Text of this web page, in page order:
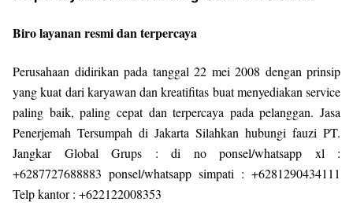
Biro layanan resmi dan terpercaya
Perusahaan didirikan pada tanggal 22 mei 2008 dengan prinsip
yang kuat dari karyawan dan kreatifitas buat menyediakan service
paling baik, paling cepat dan terpercaya pada pelanggan. Jasa
Penerjemah Tersumpah di Jakarta Silahkan hubungi fauzi PT.
Jangkar Global Grups : di no ponsel/whatsapp xl :
+6287727688883 ponsel/whatsapp simpati : +6281290434111
Telp kantor : +622122008353